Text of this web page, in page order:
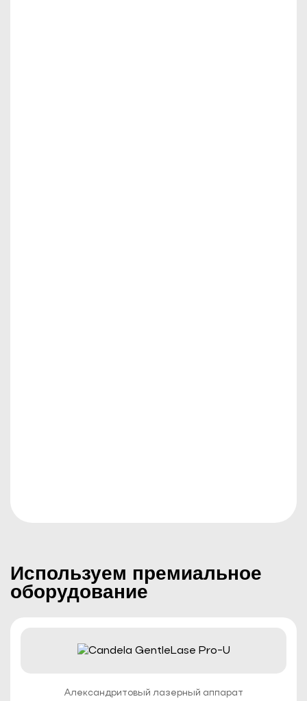
Используем премиальное
оборудование
Александритовый лазерный аппарат